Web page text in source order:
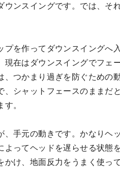
ンスイングです。では、そ
を作ってダウンスイングへ
在はダウンスイングでフェ
つかまり過ぎを防ぐための
シャットフェースのままだ
。
手元の動きです。かなりヘ
ってヘッドを遅らせる状態
け、地面反力をうまく使って